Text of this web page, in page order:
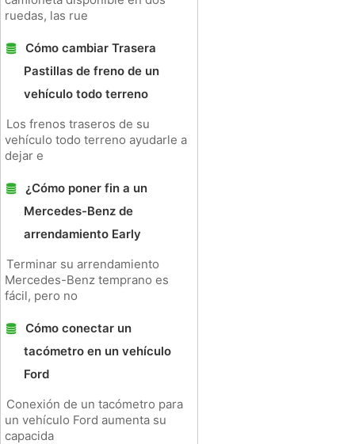
ruedas, las rue
Cómo cambiar Trasera
Pastillas de freno de un
vehículo todo terreno
Los frenos traseros de su
vehículo todo terreno ayudarle a
dejar e
¿Cómo poner fin a un
Mercedes-Benz de
arrendamiento Early
Terminar su arrendamiento
Mercedes-Benz temprano es
fácil, pero no
Cómo conectar un
tacómetro en un vehículo
Ford
Conexión de un tacómetro para
un vehículo Ford aumenta su
capacida